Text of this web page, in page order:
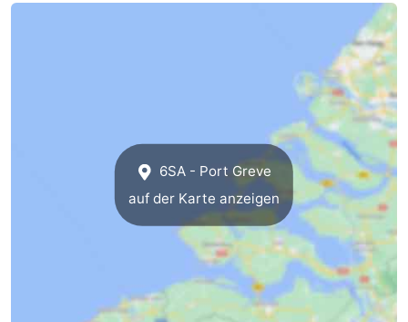
Oranjezon
Oostkapelle
-
6SA - Port Greve
auf der Karte anzeigen